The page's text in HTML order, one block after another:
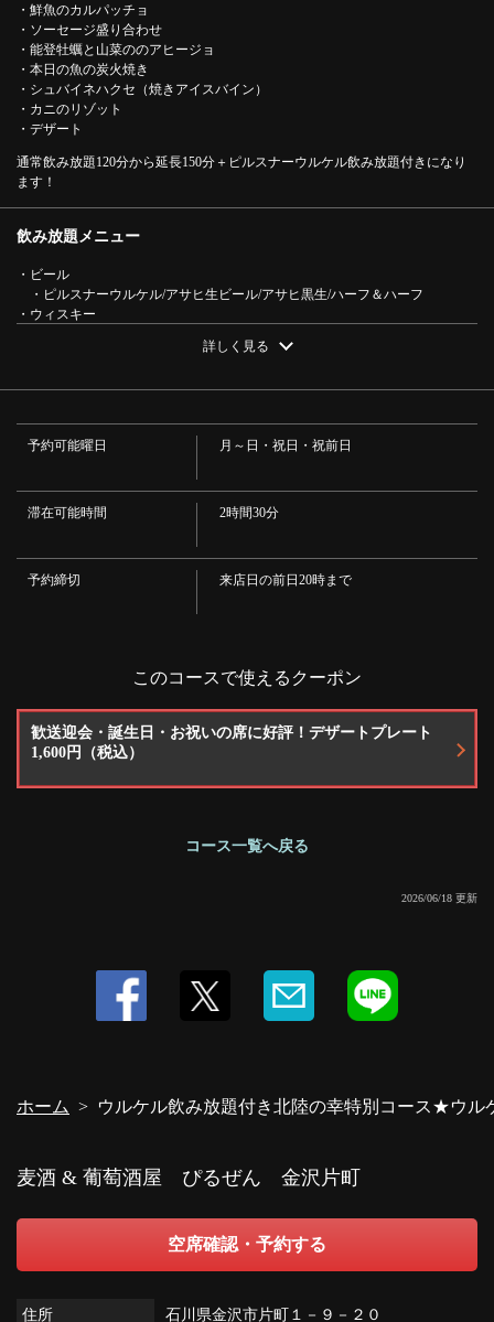
・鮮魚のカルパッチョ
・ソーセージ盛り合わせ
・能登牡蠣と山菜ののアヒージョ
・本日の魚の炭火焼き
・シュバイネハクセ（焼きアイスバイン）
・カニのリゾット
・デザート
通常飲み放題120分から延長150分＋ピルスナーウルケル飲み放題付きになり
ます！
飲み放題メニュー
・ビール
・ピルスナーウルケル/アサヒ生ビール/アサヒ黒生/ハーフ＆ハーフ
・ウィスキー
・ワイン
・梅酒(ロック/ソーダ割り)
・カシスオレンジ/カシスウーロン/カシスソーダ/キティ/カリモーチョ/シャ
ンディガフ/パナシェ/ショーレ
・日本酒
・コーラ/ジンジャエール/オレンジジュース/ウーロン茶/レモンスカッシュ/
詳しく見る
予約可能曜日 月～日・祝日・祝前日
滞在可能時間 2時間30分
予約締切 来店日の前日20時まで
このコースで使えるクーポン
歓送迎会・誕生日・お祝いの席に好評！デザートプレート
1,600円（税込）
コース一覧へ戻る
2026/06/18 更新
ホーム ウルケル飲み放題付き北陸の幸特別コース★ウル
ウルケル飲み放題付き北陸の幸特別コース★ウルケル飲み
放題150分 | 麦酒 & 葡萄酒屋 ぴるぜん 金沢片町
石川県金沢市片町１－９－２０
https://pilsen.owst.jp/courses/191353933
お店情報をコピー
閉じる
麦酒 & 葡萄酒屋 ぴるぜん 金沢片町
空席確認・予約する
住所 石川県金沢市片町１－９－２０